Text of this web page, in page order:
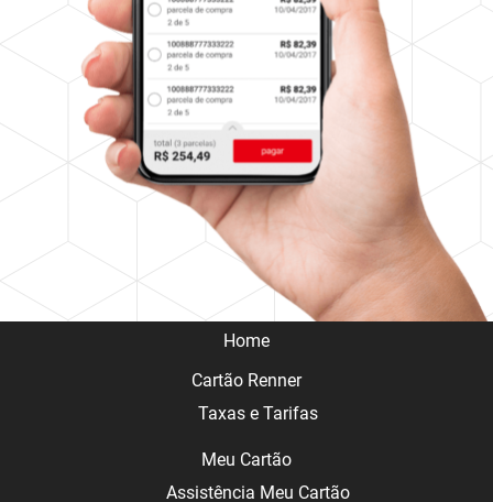
Home
Cartão Renner
Taxas e Tarifas
Meu Cartão
Assistência Meu Cartão